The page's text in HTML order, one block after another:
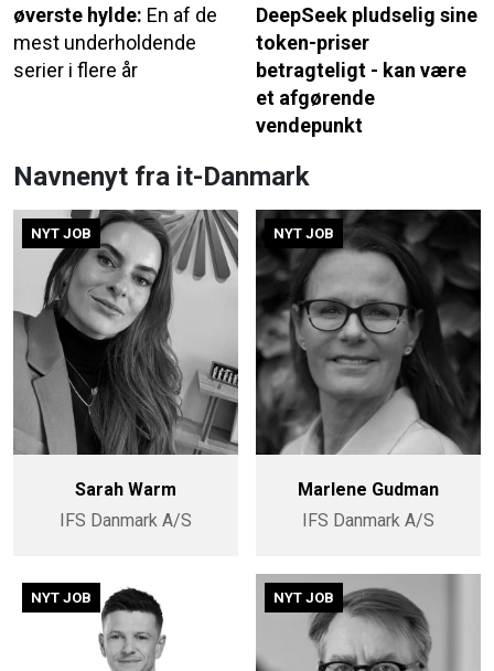
øverste hylde: En af de
mest underholdende
serier i flere år
DeepSeek pludselig sine
token-priser
betragteligt - kan være
et afgørende
vendepunkt
Navnenyt fra it-Danmark
NYT JOB
Sarah Warm
IFS Danmark A/S
NYT JOB
Marlene Gudman
IFS Danmark A/S
NYT JOB NYT JOB